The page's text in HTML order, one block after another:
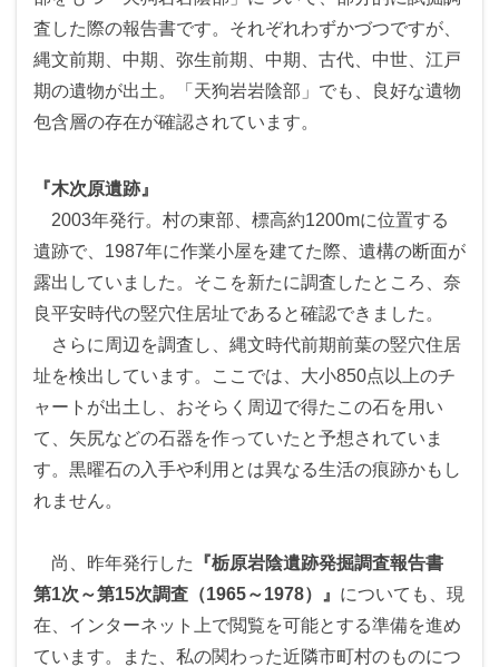
査した際の報告書です。それぞれわずかづつですが、
縄文前期、中期、弥生前期、中期、古代、中世、江戸
期の遺物が出土。「天狗岩岩陰部」でも、良好な遺物
包含層の存在が確認されています。
『木次原遺跡』
2003年発行。村の東部、標高約1200mに位置する
遺跡で、1987年に作業小屋を建てた際、遺構の断面が
露出していました。そこを新たに調査したところ、奈
良平安時代の竪穴住居址であると確認できました。
さらに周辺を調査し、縄文時代前期前葉の竪穴住居
址を検出しています。ここでは、大小850点以上のチ
ャートが出土し、おそらく周辺で得たこの石を用い
て、矢尻などの石器を作っていたと予想されていま
す。黒曜石の入手や利用とは異なる生活の痕跡かもし
れません。
尚、昨年発行した
『栃原岩陰遺跡発掘調査報告書
第1次～第15次調査（1965～1978）』 についても、現
在、インターネット上で閲覧を可能とする準備を進め
ています。また、私の関わった近隣市町村のものにつ